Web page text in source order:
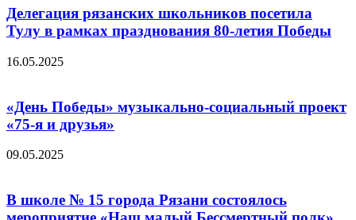
Делегация рязанских школьников посетила
Тулу в рамках празднования 80-летия Победы
16.05.2025
«День Победы» музыкально-социальный проект
«75-я и друзья»
09.05.2025
В школе № 15 города Рязани состоялось